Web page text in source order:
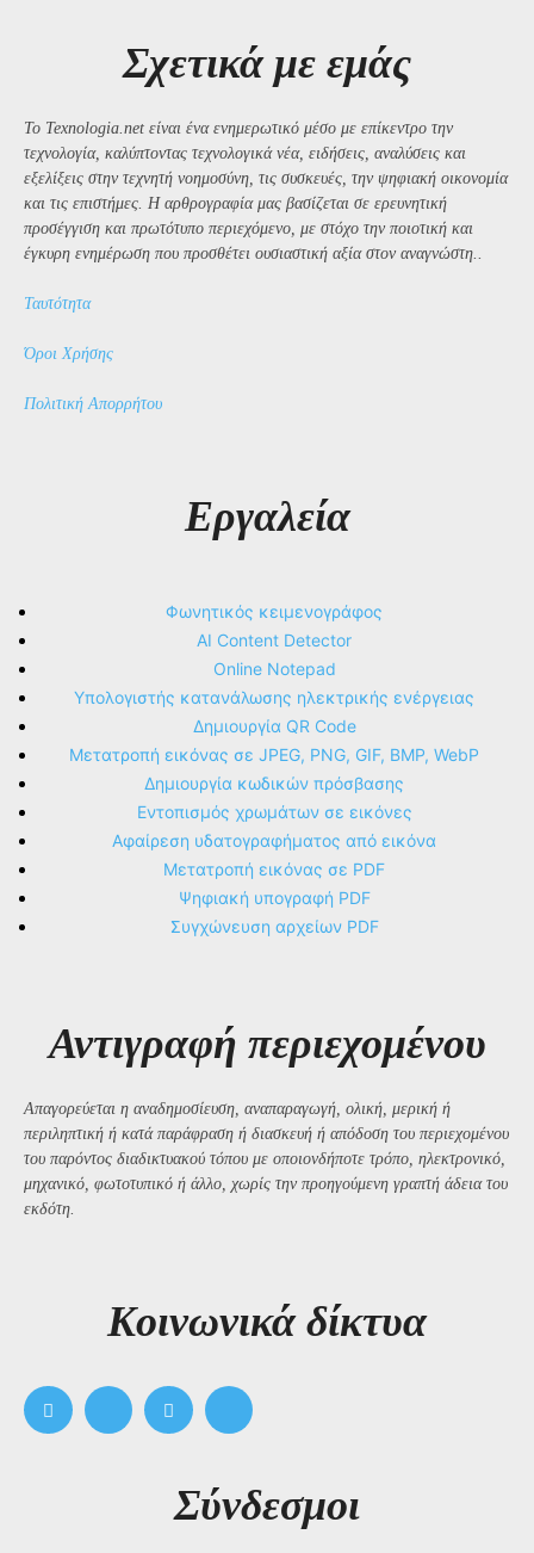
Σχετικά με εμάς
Το Texnologia.net είναι ένα ενημερωτικό μέσο με επίκεντρο την
τεχνολογία, καλύπτοντας τεχνολογικά νέα, ειδήσεις, αναλύσεις και
εξελίξεις στην τεχνητή νοημοσύνη, τις συσκευές, την ψηφιακή οικονομία
και τις επιστήμες. Η αρθρογραφία μας βασίζεται σε ερευνητική
προσέγγιση και πρωτότυπο περιεχόμενο, με στόχο την ποιοτική και
έγκυρη ενημέρωση που προσθέτει ουσιαστική αξία στον αναγνώστη..
Ταυτότητα
Όροι Χρήσης
Πολιτική Απορρήτου
Εργαλεία
Φωνητικός κειμενογράφος
AI Content Detector
Online Notepad
Υπολογιστής κατανάλωσης ηλεκτρικής ενέργειας
Δημιουργία QR Code
Μετατροπή εικόνας σε JPEG, PNG, GIF, BMP, WebP
Δημιουργία κωδικών πρόσβασης
Εντοπισμός χρωμάτων σε εικόνες
Αφαίρεση υδατογραφήματος από εικόνα
Μετατροπή εικόνας σε PDF
Ψηφιακή υπογραφή PDF
Συγχώνευση αρχείων PDF
Αντιγραφή περιεχομένου
Απαγορεύεται η αναδημοσίευση, αναπαραγωγή, ολική, μερική ή
περιληπτική ή κατά παράφραση ή διασκευή ή απόδοση του περιεχομένου
του παρόντος διαδικτυακού τόπου με οποιονδήποτε τρόπο, ηλεκτρονικό,
μηχανικό, φωτοτυπικό ή άλλο, χωρίς την προηγούμενη γραπτή άδεια του
εκδότη.
Kοινωνικά δίκτυα
Σύνδεσμοι